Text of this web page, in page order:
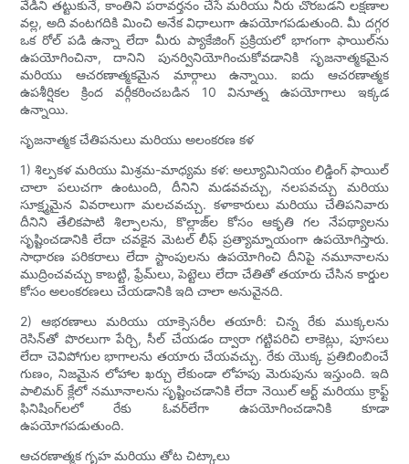
వేడిని తట్టుకునే, కాంతిని పరావర్తనం చేసే మరియు నీరు చొరబడని లక్షణాల
వల్ల, అది వంటగదికి మించి అనేక విధాలుగా ఉపయోగపడుతుంది. మీ దగ్గర
ఒక రోల్ పడి ఉన్నా లేదా మీరు ప్యాకేజింగ్ ప్రక్రియలో భాగంగా ఫాయిల్‌ను
ఉపయోగించినా, దానిని పునర్వినియోగించుకోవడానికి సృజనాత్మకమైన
మరియు ఆచరణాత్మకమైన మార్గాలు ఉన్నాయి. ఐదు ఆచరణాత్మక
ఉపశీర్షికల క్రింద వర్గీకరించబడిన 10 వినూత్న ఉపయోగాలు ఇక్కడ
ఉన్నాయి.
సృజనాత్మక చేతిపనులు మరియు అలంకరణ కళ
1) శిల్పకళ మరియు మిశ్రమ-మాధ్యమ కళ: అల్యూమినియం లిడ్డింగ్ ఫాయిల్
చాలా పలుచగా ఉంటుంది, దీనిని మడవవచ్చు, నలపవచ్చు మరియు
సూక్ష్మమైన వివరాలుగా మలచవచ్చు. కళాకారులు మరియు చేతిపనివారు
దీనిని తేలికపాటి శిల్పాలను, కొల్లాజ్‌ల కోసం ఆకృతి గల నేపథ్యాలను
సృష్టించడానికి లేదా చవకైన మెటల్ లీఫ్ ప్రత్యామ్నాయంగా ఉపయోగిస్తారు.
సాధారణ పరికరాలు లేదా స్టాంపులను ఉపయోగించి దీనిపై నమూనాలను
ముద్రించవచ్చు కాబట్టి, ఫ్రేమ్‌లు, పెట్టెలు లేదా చేతితో తయారు చేసిన కార్డుల
కోసం అలంకరణలు చేయడానికి ఇది చాలా అనువైనది.
2) ఆభరణాలు మరియు యాక్సెసరీల తయారీ: చిన్న రేకు ముక్కలను
రెసిన్‌తో పొరలుగా పేర్చి, సీల్ చేయడం ద్వారా గట్టిపరిచి లాకెట్లు, పూసలు
లేదా చెవిపోగుల భాగాలను తయారు చేయవచ్చు. రేకు యొక్క ప్రతిబింబించే
గుణం, నిజమైన లోహాల ఖర్చు లేకుండా లోహపు మెరుపును ఇస్తుంది. ఇది
పాలిమర్ క్లేలో నమూనాలను సృష్టించడానికి లేదా నెయిల్ ఆర్ట్ మరియు క్రాఫ్ట్
ఫినిషింగ్‌లలో రేకు ఓవర్‌లేగా ఉపయోగించడానికి కూడా
ఉపయోగపడుతుంది.
ఆచరణాత్మక గృహ మరియు తోట చిట్కాలు